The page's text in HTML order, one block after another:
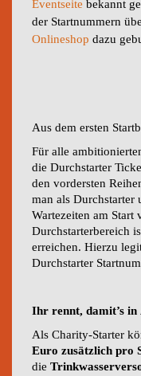
Eventseite bekannt
der Startnummern
Onlineshop dazu
Aus dem ersten
Für alle
die Durchstarter
den vordersten
man als Durchstarter
Wartezeiten am Start
Durchstarterbereich
erreichen. Hierzu
Durchstarter
Ihr rennt, damit’s
Als Charity-Starter
Euro zusätzlich pro
die